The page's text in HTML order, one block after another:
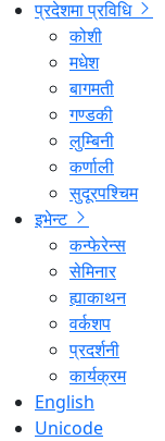
प्रदेशमा प्रविधि
कोशी
मधेश
बागमती
गण्डकी
लुम्बिनी
कर्णाली
सुदूरपश्चिम
इभेन्ट
कन्फेरेन्स
सेमिनार
ह्याकाथन
वर्कशप
प्रदर्शनी
कार्यक्रम
English
Unicode